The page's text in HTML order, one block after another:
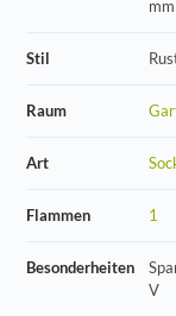
mm
Stil
Raum
Art
Flammen 1
Besonderheiten
V